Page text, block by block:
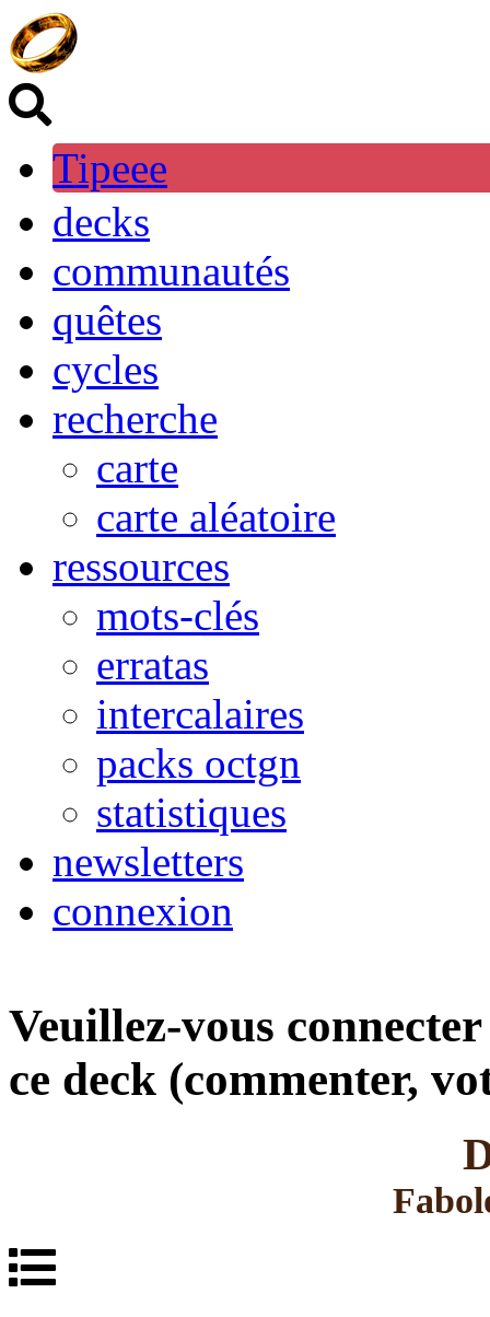
Tipeee
decks
communautés
quêtes
cycles
recherche
carte
carte aléatoire
ressources
mots-clés
erratas
intercalaires
packs octgn
statistiques
newsletters
connexion
Veuillez-vous
ce deck (commenter,